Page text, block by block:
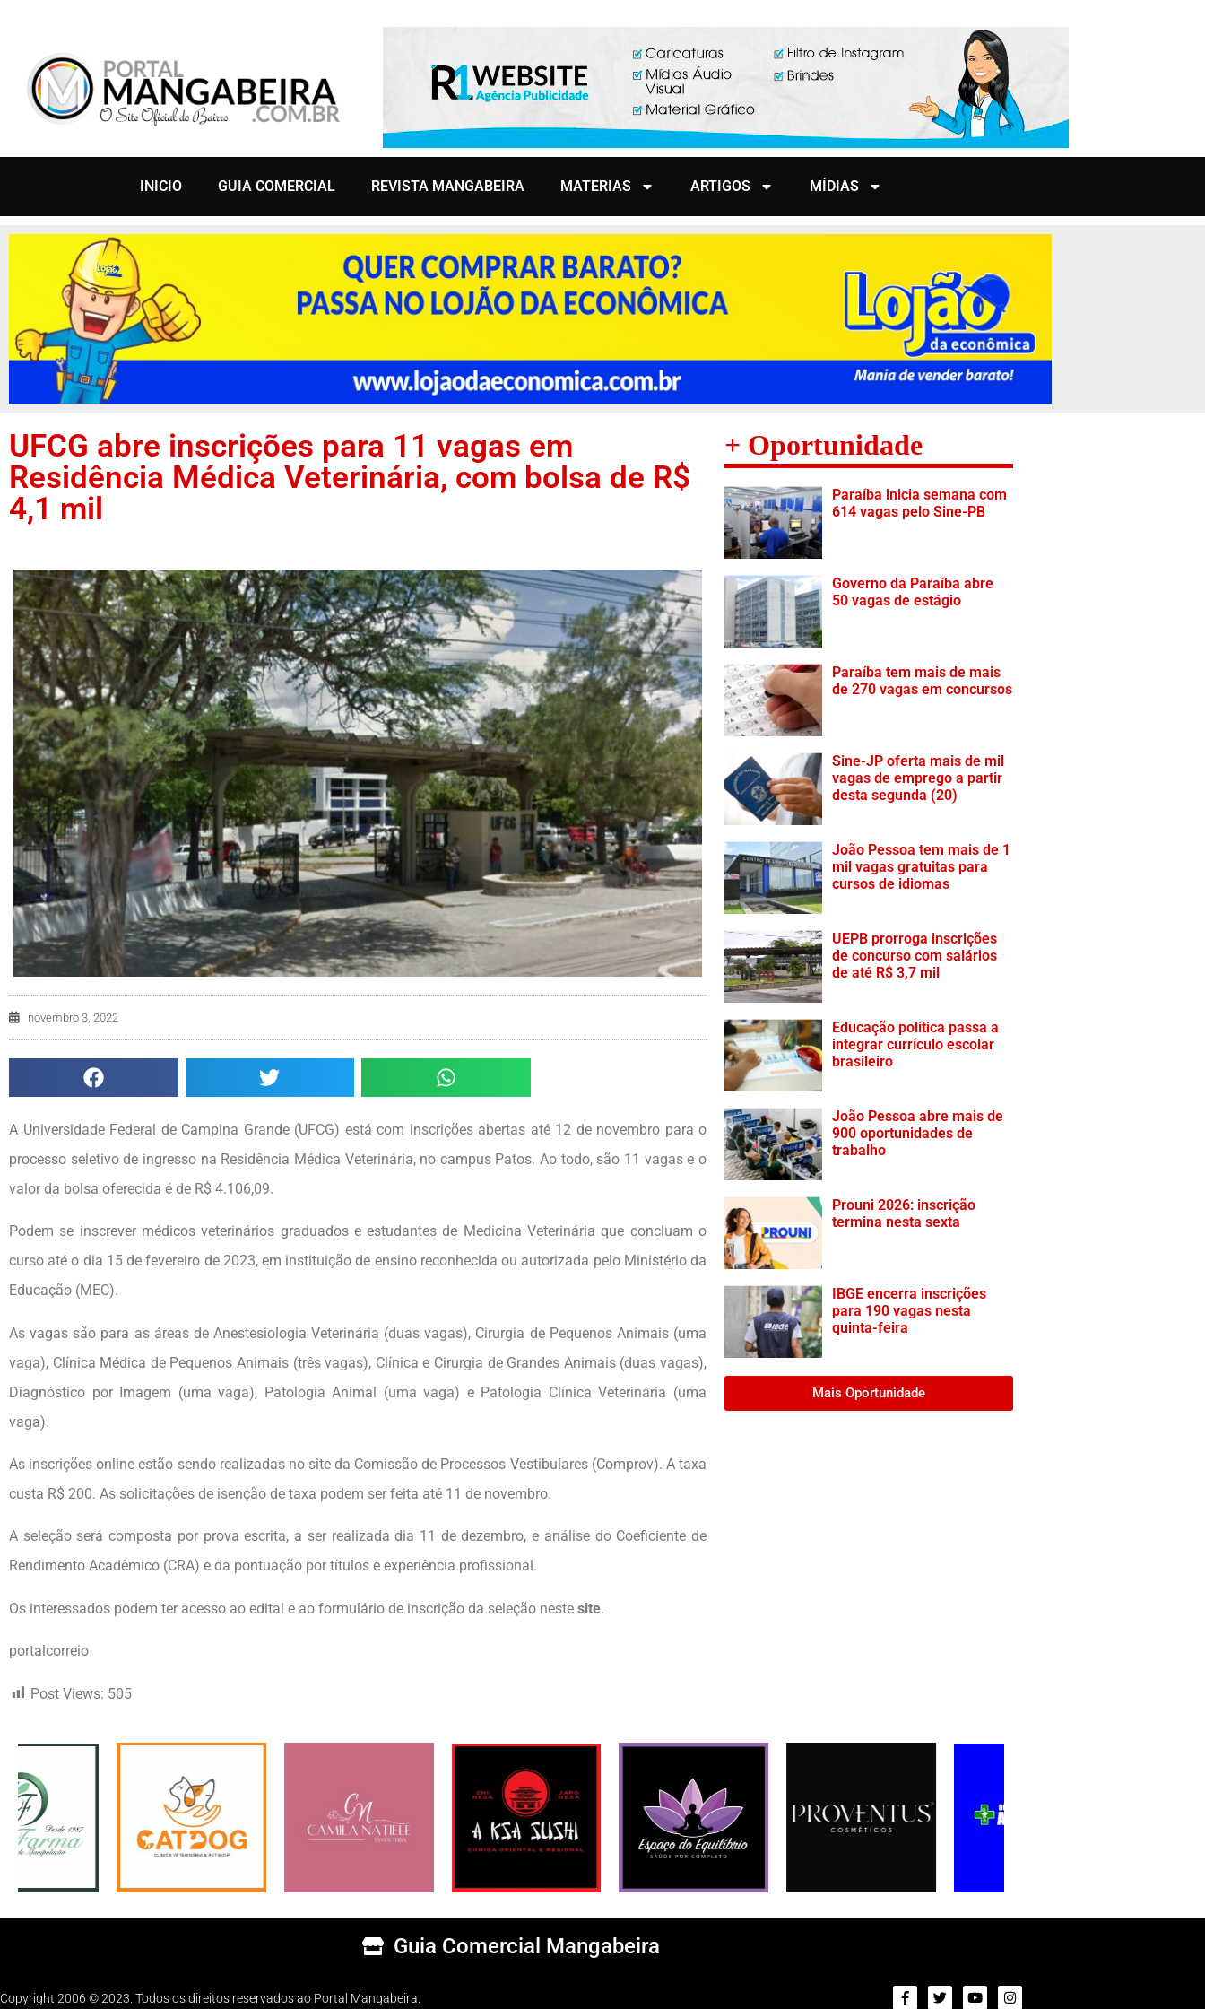
INICIO GUIA COMERCIAL REVISTA MANGABEIRA MATERIAS ARTIGOS MÍDIAS
UFCG abre inscrições para 11 vagas em
Residência Médica Veterinária, com bolsa de R$
4,1 mil
novembro 3, 2022
A Universidade Federal de Campina Grande (UFCG) está com inscrições abertas até 12 de novembro para o
processo seletivo de ingresso na Residência Médica Veterinária, no campus Patos. Ao todo, são 11 vagas e o
valor da bolsa oferecida é de R$ 4.106,09.
Podem se inscrever médicos veterinários graduados e estudantes de Medicina Veterinária que concluam o
curso até o dia 15 de fevereiro de 2023, em instituição de ensino reconhecida ou autorizada pelo Ministério da
Educação (MEC).
As vagas são para as áreas de Anestesiologia Veterinária (duas vagas), Cirurgia de Pequenos Animais (uma
vaga), Clínica Médica de Pequenos Animais (três vagas), Clínica e Cirurgia de Grandes Animais (duas vagas),
Diagnóstico por Imagem (uma vaga), Patologia Animal (uma vaga) e Patologia Clínica Veterinária (uma
vaga).
As inscrições online estão sendo realizadas no site da Comissão de Processos Vestibulares (Comprov). A taxa
custa R$ 200. As solicitações de isenção de taxa podem ser feita até 11 de novembro.
A seleção será composta por prova escrita, a ser realizada dia 11 de dezembro, e análise do Coeficiente de
Rendimento Acadêmico (CRA) e da pontuação por títulos e experiência profissional.
Os interessados podem ter acesso ao edital e ao formulário de inscrição da seleção neste site.
portalcorreio
Post Views: 505
+ Oportunidade
Paraíba inicia semana com
614 vagas pelo Sine-PB
Governo da Paraíba abre
50 vagas de estágio
Paraíba tem mais de mais
de 270 vagas em concursos
Sine-JP oferta mais de mil
vagas de emprego a partir
desta segunda (20)
João Pessoa tem mais de 1
mil vagas gratuitas para
cursos de idiomas
UEPB prorroga inscrições
de concurso com salários
de até R$ 3,7 mil
Educação política passa a
integrar currículo escolar
brasileiro
João Pessoa abre mais de
900 oportunidades de
trabalho
Prouni 2026: inscrição
termina nesta sexta
IBGE encerra inscrições
para 190 vagas nesta
quinta-feira
Mais Oportunidade
Guia Comercial Mangabeira
Copyright 2006 © 2023. Todos os direitos reservados ao Portal Mangabeira.